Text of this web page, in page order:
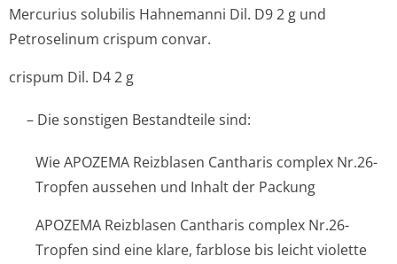
Mercurius solubilis Hahnemanni Dil. D9 2 g und
Petroselinum crispum convar.
crispum Dil. D4 2 g
– Die sonstigen Bestandteile sind:
Wie APOZEMA Reizblasen Cantharis complex Nr.26-
Tropfen aussehen und Inhalt der Packung
APOZEMA Reizblasen Cantharis complex Nr.26-
Tropfen sind eine klare, farblose bis leicht violette